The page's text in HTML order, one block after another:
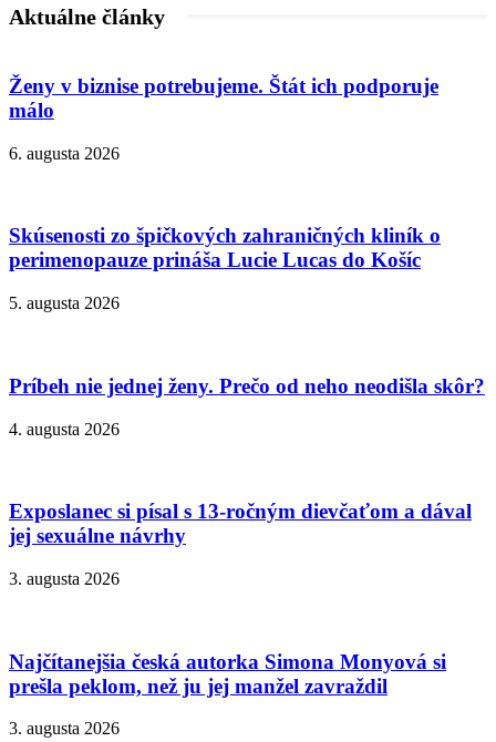
Aktuálne články
Ženy v biznise potrebujeme. Štát ich podporuje
málo
6. augusta 2026
Skúsenosti zo špičkových zahraničných kliník o
perimenopauze prináša Lucie Lucas do Košíc
5. augusta 2026
Príbeh nie jednej ženy. Prečo od neho neodišla skôr?
4. augusta 2026
Exposlanec si písal s 13-ročným dievčaťom a dával
jej sexuálne návrhy
3. augusta 2026
Najčítanejšia česká autorka Simona Monyová si
prešla peklom, než ju jej manžel zavraždil
3. augusta 2026